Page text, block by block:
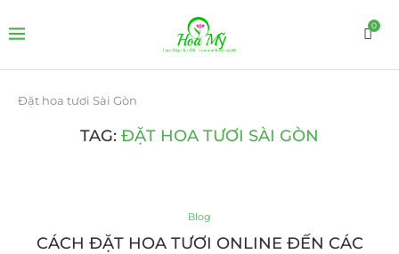
0
Đặt hoa tươi Sài Gòn
TAG: ĐẶT HOA TƯƠI SÀI GÒN
Blog
CÁCH ĐẶT HOA TƯƠI ONLINE ĐẾN CÁC